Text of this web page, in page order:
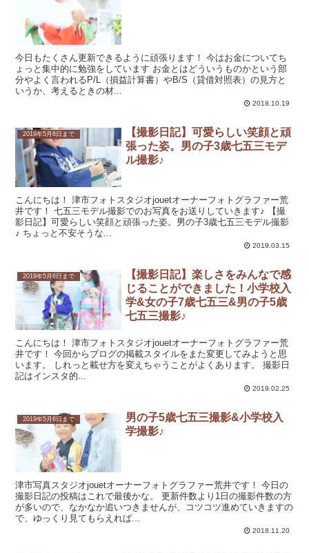
今日もたくさん更新できるように頑張ります！ 今はお金についてち
ょっと集中的に勉強をしています お金とはどういうものかという部
分やよく言われるP/L（損益計算書）やB/S（貸借対照表）の見方と
いうか、考えるときの材...
2018.10.19
2019年5月6日まで
【撮影日記】可愛らしい笑顔と頑
張った姿。男の子3歳七五三モデ
ル撮影♪
こんにちは！ 津市フォトスタジオjouetオーナーフォトグラファー荒
井です！ 七五三モデル撮影でのお写真をお送りしていきます♪ 【撮
影日記】可愛らしい笑顔と頑張った姿。男の子3歳七五三モデル撮影
♪ ちょっと不安そうな...
2019.03.15
2019年5月6日まで
【撮影日記】楽しさをみんなで感
じることができました！小学校入
学&女の子7歳七五三&男の子5歳
七五三撮影♪
こんにちは！ 津市フォトスタジオjouetオーナーフォトグラファー荒
井です！ 今回からブログの掲載スタイルをまた変更してみようと思
います。 しれっと載せ方を変えちゃうことがよくあります。 撮影日
記はインスタ的...
2019.02.25
2019年5月6日まで
男の子5歳七五三撮影&小学校入
学撮影♪
津市写真スタジオjouetオーナーフォトグラファー荒井です！ 今日の
撮影日記の投稿はこれで最後かな。 更新件数より1日の撮影件数の方
が多いので、なかなか追いつきませんが、コツコツ進めていきますの
で、ゆっくり見てもらえれば...
2018.11.20